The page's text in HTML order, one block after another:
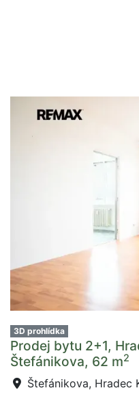
3D prohlídka
Prodej bytu 2+1,
Štefánikova, 62 m2
Štefánikova, Hradec